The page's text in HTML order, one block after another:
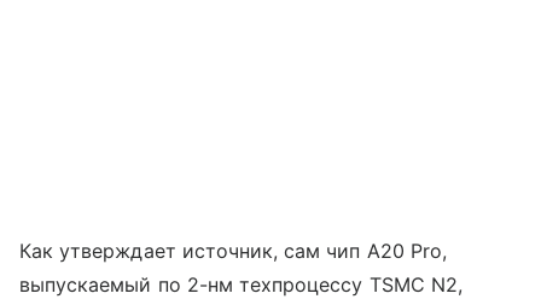
Как утверждает источник, сам чип A20 Pro,
выпускаемый по 2-нм техпроцессу TSMC N2,